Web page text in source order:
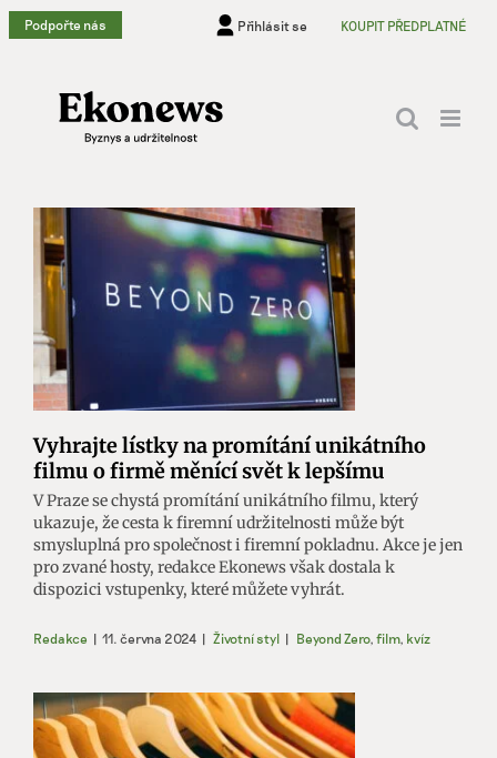
Přeskočit
na
Podpořte nás Přihlásit se KOUPIT PŘEDPLATNÉ
Vyhrajte lístky na promítání unikátního
filmu o firmě měnící svět k lepšímu
V Praze se chystá promítání unikátního filmu, který
ukazuje, že cesta k firemní udržitelnosti může být
smysluplná pro společnost i firemní pokladnu. Akce je jen
pro zvané hosty, redakce Ekonews však dostala k
dispozici vstupenky, které můžete vyhrát.
Redakce | 11. června 2024 | Životní styl | Beyond Zero, film, kvíz